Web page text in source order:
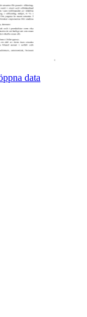
data